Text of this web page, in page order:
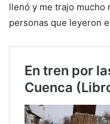
llenó y me trajo mucho
personas que leyeron